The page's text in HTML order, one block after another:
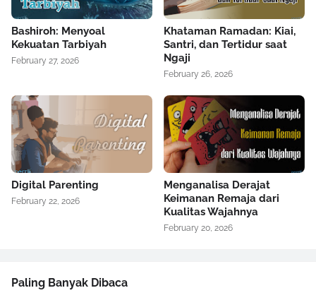
Bashiroh: Menyoal
Kekuatan Tarbiyah
February 27, 2026
Khataman Ramadan: Kiai,
Santri, dan Tertidur saat
Ngaji
February 26, 2026
Digital Parenting
February 22, 2026
Menganalisa Derajat
Keimanan Remaja dari
Kualitas Wajahnya
February 20, 2026
Paling Banyak Dibaca